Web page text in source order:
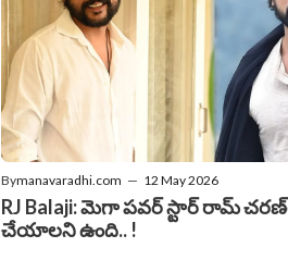
Bymanavaradhi.com — 12 May 2026
RJ Balaji: మెగా పవర్ స్టార్ రామ్
చేయాలని ఉంది.. !